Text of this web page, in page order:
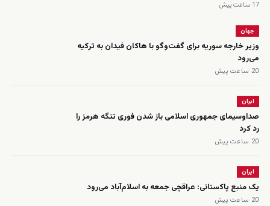
17 ساعت پیش
جهان
وزیر خارجه سوریه برای گفت‌وگو با هاکان فیدان به ترکیه
می‌رود
20 ساعت پیش
ایران
صداوسیمای جمهوری اسلامی باز شدن فوری تنگه هرمز را
رد کرد
20 ساعت پیش
ایران
یک منبع پاکستانی: عراقچی جمعه به اسلام‌آباد می‌رود
20 ساعت پیش